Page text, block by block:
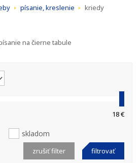
písanie, kreslenie kriedy
na čierne tabule
18 €
skladom
filtrovať
zrušiť filter